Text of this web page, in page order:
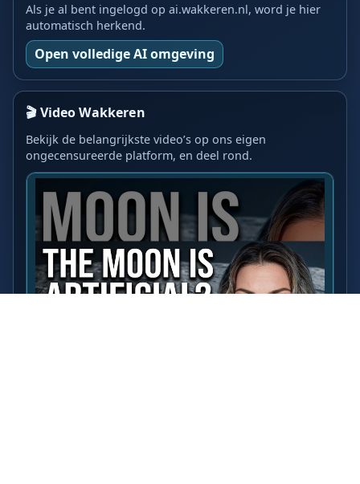
Als je al bent ingelogd op ai.wakkeren.nl, word je hier
automatisch herkend.
Open volledige AI omgeving
🎬 Video Wakkeren
Bekijk de belangrijkste video’s op ons eigen
ongecensureerde platform, en deel rond.